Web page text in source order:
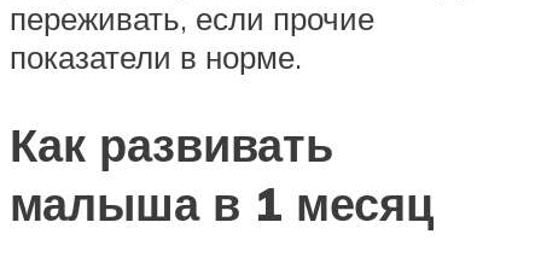
переживать, если прочие
показатели в норме.
Как развивать
малыша в 1 месяц